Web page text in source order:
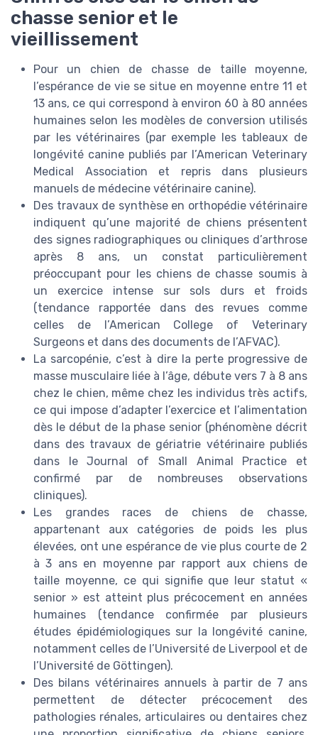
chasse senior et le
vieillissement
Pour un chien de chasse de taille moyenne,
l’espérance de vie se situe en moyenne entre 11 et
13 ans, ce qui correspond à environ 60 à 80 années
humaines selon les modèles de conversion utilisés
par les vétérinaires (par exemple les tableaux de
longévité canine publiés par l’American Veterinary
Medical Association et repris dans plusieurs
manuels de médecine vétérinaire canine).
Des travaux de synthèse en orthopédie vétérinaire
indiquent qu’une majorité de chiens présentent
des signes radiographiques ou cliniques d’arthrose
après 8 ans, un constat particulièrement
préoccupant pour les chiens de chasse soumis à
un exercice intense sur sols durs et froids
(tendance rapportée dans des revues comme
celles de l’American College of Veterinary
Surgeons et dans des documents de l’AFVAC).
La sarcopénie, c’est à dire la perte progressive de
masse musculaire liée à l’âge, débute vers 7 à 8 ans
chez le chien, même chez les individus très actifs,
ce qui impose d’adapter l’exercice et l’alimentation
dès le début de la phase senior (phénomène décrit
dans des travaux de gériatrie vétérinaire publiés
dans le Journal of Small Animal Practice et
confirmé par de nombreuses observations
cliniques).
Les grandes races de chiens de chasse,
appartenant aux catégories de poids les plus
élevées, ont une espérance de vie plus courte de 2
à 3 ans en moyenne par rapport aux chiens de
taille moyenne, ce qui signifie que leur statut «
senior » est atteint plus précocement en années
humaines (tendance confirmée par plusieurs
études épidémiologiques sur la longévité canine,
notamment celles de l’Université de Liverpool et de
l’Université de Göttingen).
Des bilans vétérinaires annuels à partir de 7 ans
permettent de détecter précocement des
pathologies rénales, articulaires ou dentaires chez